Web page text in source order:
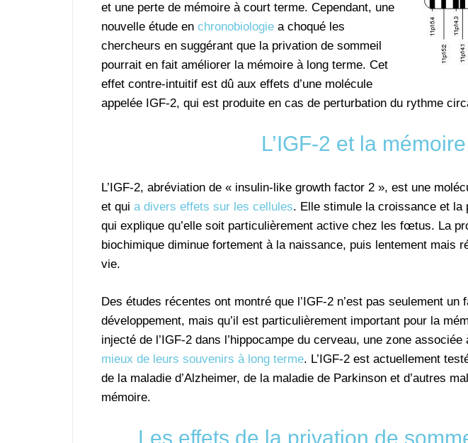
et une perte de mémoire à court terme. Cependant, une
nouvelle étude en chronobiologie a choqué les
chercheurs en suggérant que la privation de sommeil
pourrait en fait améliorer la mémoire à long terme. Cet
effet contre-intuitif est dû aux effets d’une molécule
appelée IGF-2, qui est produite en cas de perturbation du rythme
L’IGF-2 et la mémoire
L’IGF-2, abréviation de « insulin-like growth factor 2 », est une
et qui a divers effets sur les cellules. Elle stimule la croissance et
qui explique qu’elle soit particulièrement active chez les fœtus. La
biochimique diminue fortement à la naissance, puis lentement mais
vie.
Des études récentes ont montré que l’IGF-2 n’est pas seulement
développement, mais qu’il est particulièrement important pour la
injecté de l’IGF-2 dans l’hippocampe du cerveau, une zone associée
mieux de leurs souvenirs à long terme. L’IGF-2 est actuellement
de la maladie d’Alzheimer, de la maladie de Parkinson et d’autres
mémoire.
Les effets de la privation de